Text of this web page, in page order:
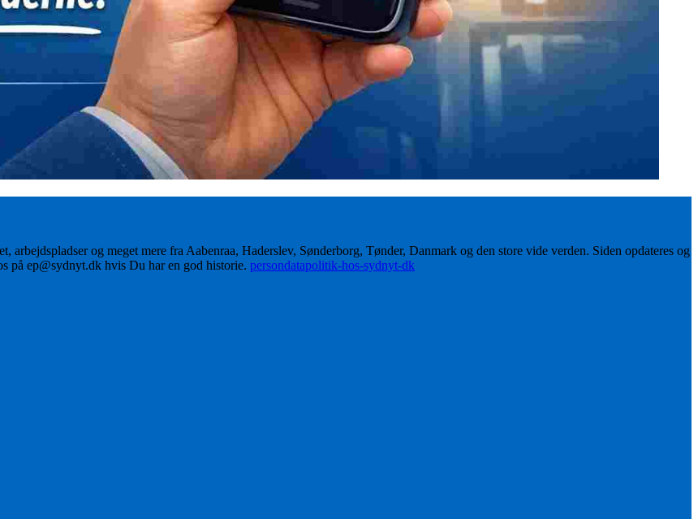
arbejdspladser og meget mere fra Aabenraa, Haderslev, Sønderborg, Tønder, Danmark og den store vide verden. Siden opdateres og
på ep@sydnyt.dk hvis Du har en god historie. persondatapolitik-hos-sydnyt-dk